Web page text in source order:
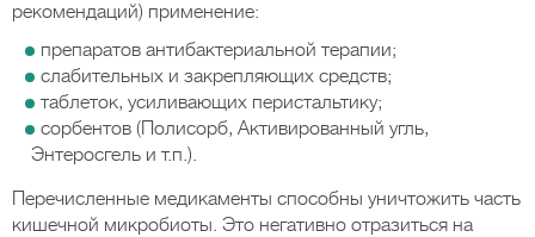
рекомендаций) применение:
препаратов антибактериальной терапии;
слабительных и закрепляющих средств;
таблеток, усиливающих перистальтику;
сорбентов (Полисорб, Активированный угль,
Энтеросгель и т.п.).
Перечисленные медикаменты способны уничтожить часть
кишечной микробиоты. Это негативно отразиться на